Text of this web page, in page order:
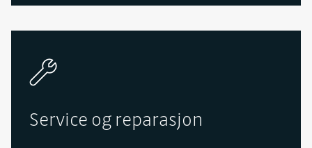
Service og reparasjon